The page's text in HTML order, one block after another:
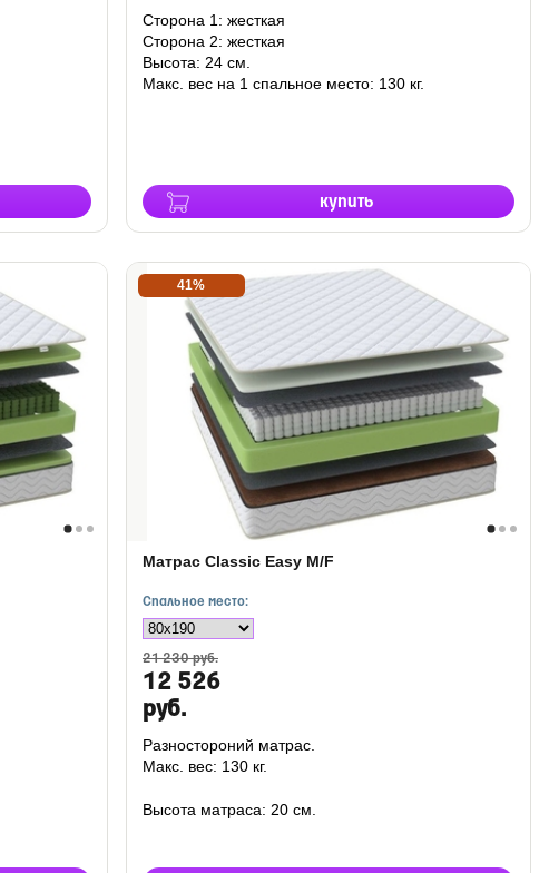
купить
Сторона 1: жесткая
Сторона 2: жесткая
Высота: 24 см.
Макс. вес на 1 спальное место: 130 кг.
41%
Матрас Classic Easy M/F
Спальное место:
21 230 руб.
12 526
руб.
Разностороний матрас.
Макс. вес: 130 кг.
Высота матраса: 20 см.